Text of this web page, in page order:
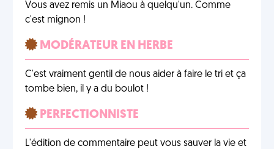
Vous avez remis un Miaou à quelqu'un. Comme
c'est mignon !
MODÉRATEUR EN HERBE
C'est vraiment gentil de nous aider à faire le tri et ça
tombe bien, il y a du boulot !
PERFECTIONNISTE
L'édition de commentaire peut vous sauver la vie et